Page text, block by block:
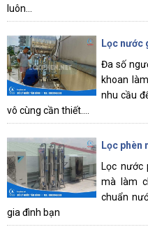
luôn...
Lọc nước
Đa số
khoan
nhu cầu
vô cùng cần thiết....
Lọc phèn
Lọc nước
mà làm
chuẩn
gia đình bạn